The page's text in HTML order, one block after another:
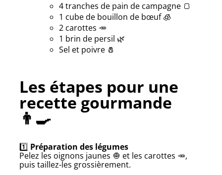
4 tranches de pain de campagne 🍞
1 cube de bouillon de bœuf 🧊
2 carottes 🥕
1 brin de persil 🌿
Sel et poivre 🧂
Les étapes pour une
recette gourmande
👨‍🍳
1️⃣ Préparation des légumes
Pelez les oignons jaunes 🧅 et les carottes 🥕,
puis taillez-les grossièrement.